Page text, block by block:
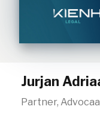
Jurjan
Partner,